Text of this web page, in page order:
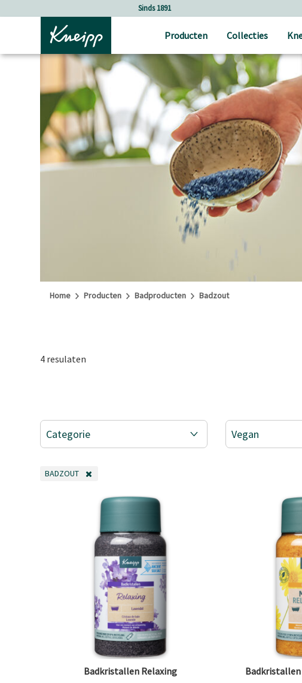
Sinds 1891
Producten Collecties
Home Producten Badproducten Badzout
4 resulaten
Categorie Vegan
BADZOUT
Badkristallen Relaxing